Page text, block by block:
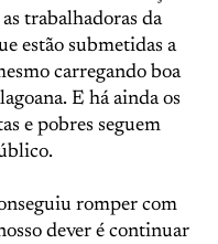
trabalhadoras da
estão submetidas a
carregando boa
E há ainda os
e pobres seguem
romper com
dever é continuar